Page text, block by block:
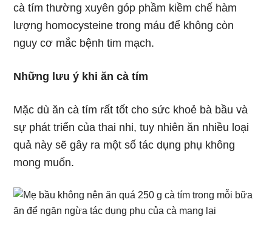
cà tím thường xuyên góp phầm kiềm chế hàm
lượng homocysteine trong máu để không còn
nguy cơ mắc bệnh tim mạch.
Những lưu ý khi ăn cà tím
Mặc dù ăn cà tím rất tốt cho sức khoẻ bà bầu và
sự phát triển của thai nhi, tuy nhiên ăn nhiều loại
quả này sẽ gây ra một số tác dụng phụ không
mong muốn.